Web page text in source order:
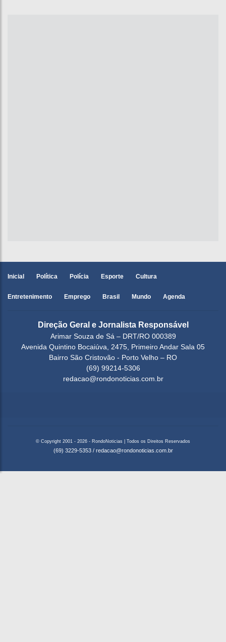
Inicial Política Polícia Esporte Cultura
Entretenimento Emprego Brasil Mundo Agenda
Direção Geral e Jornalista Responsável
Arimar Souza de Sá – DRT/RO 000389
Avenida Quintino Bocaiúva, 2475, Primeiro Andar Sala 05
Bairro São Cristovão - Porto Velho – RO
(69) 99214-5306
redacao@rondonoticias.com.br
© Copyright 2001 - 2026 - RondoNoticias | Todos os Direitos Reservados
(69) 3229-5353 / redacao@rondonoticias.com.br